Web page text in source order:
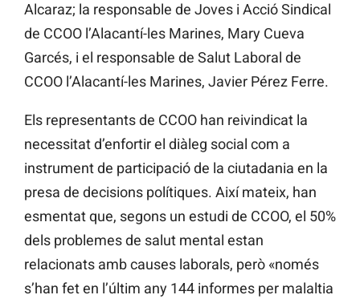
Alcaraz; la responsable de Joves i Acció Sindical
de CCOO l’Alacantí-les Marines, Mary Cueva
Garcés, i el responsable de Salut Laboral de
CCOO l’Alacantí-les Marines, Javier Pérez Ferre.
Els representants de CCOO han reivindicat la
necessitat d’enfortir el diàleg social com a
instrument de participació de la ciutadania en la
presa de decisions polítiques. Així mateix, han
esmentat que, segons un estudi de CCOO, el 50%
dels problemes de salut mental estan
relacionats amb causes laborals, però «només
s’han fet en l’últim any 144 informes per malaltia